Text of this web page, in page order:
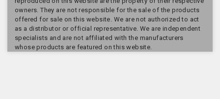
owners. They are not responsible for the sale of the products
offered for sale on this website. We are not authorized to act
as a distributor or official representative. We are independent
specialists and are not affiliated with the manufacturers
whose products are featured on this website.